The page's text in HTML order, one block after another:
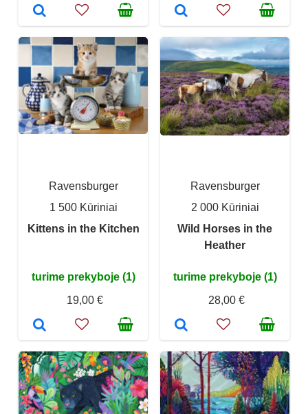
Ravensburger
1 500 Kūriniai
Kittens in the Kitchen
turime prekyboje (1)
19,00 €
Ravensburger
2 000 Kūriniai
Wild Horses in the
Heather
turime prekyboje (1)
28,00 €